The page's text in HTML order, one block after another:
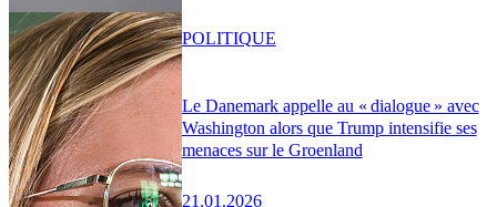
Le Danemark appelle au « dialogue » avec
Washington alors que Trump intensifie ses
menaces sur le Groenland
21.01.2026
POLITIQUE